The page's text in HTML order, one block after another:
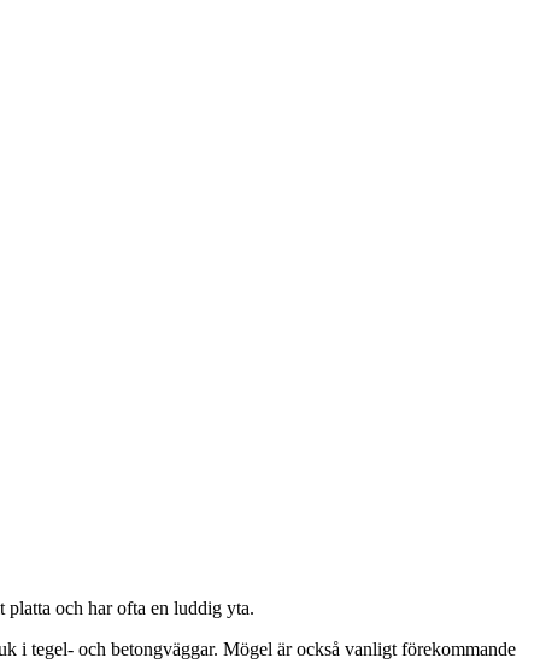
och har ofta en luddig yta.
i tegel- och betongväggar. Mögel är också vanligt förekommande